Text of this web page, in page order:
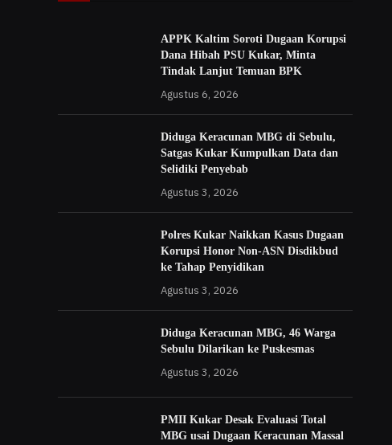
APPK Kaltim Soroti Dugaan Korupsi
Dana Hibah PSU Kukar, Minta
Tindak Lanjut Temuan BPK
Agustus 6, 2026
Diduga Keracunan MBG di Sebulu,
Satgas Kukar Kumpulkan Data dan
Selidiki Penyebab
Agustus 3, 2026
Polres Kukar Naikkan Kasus Dugaan
Korupsi Honor Non-ASN Disdikbud
ke Tahap Penyidikan
Agustus 3, 2026
Diduga Keracunan MBG, 46 Warga
Sebulu Dilarikan ke Puskesmas
Agustus 3, 2026
PMII Kukar Desak Evaluasi Total
MBG usai Dugaan Keracunan Massal